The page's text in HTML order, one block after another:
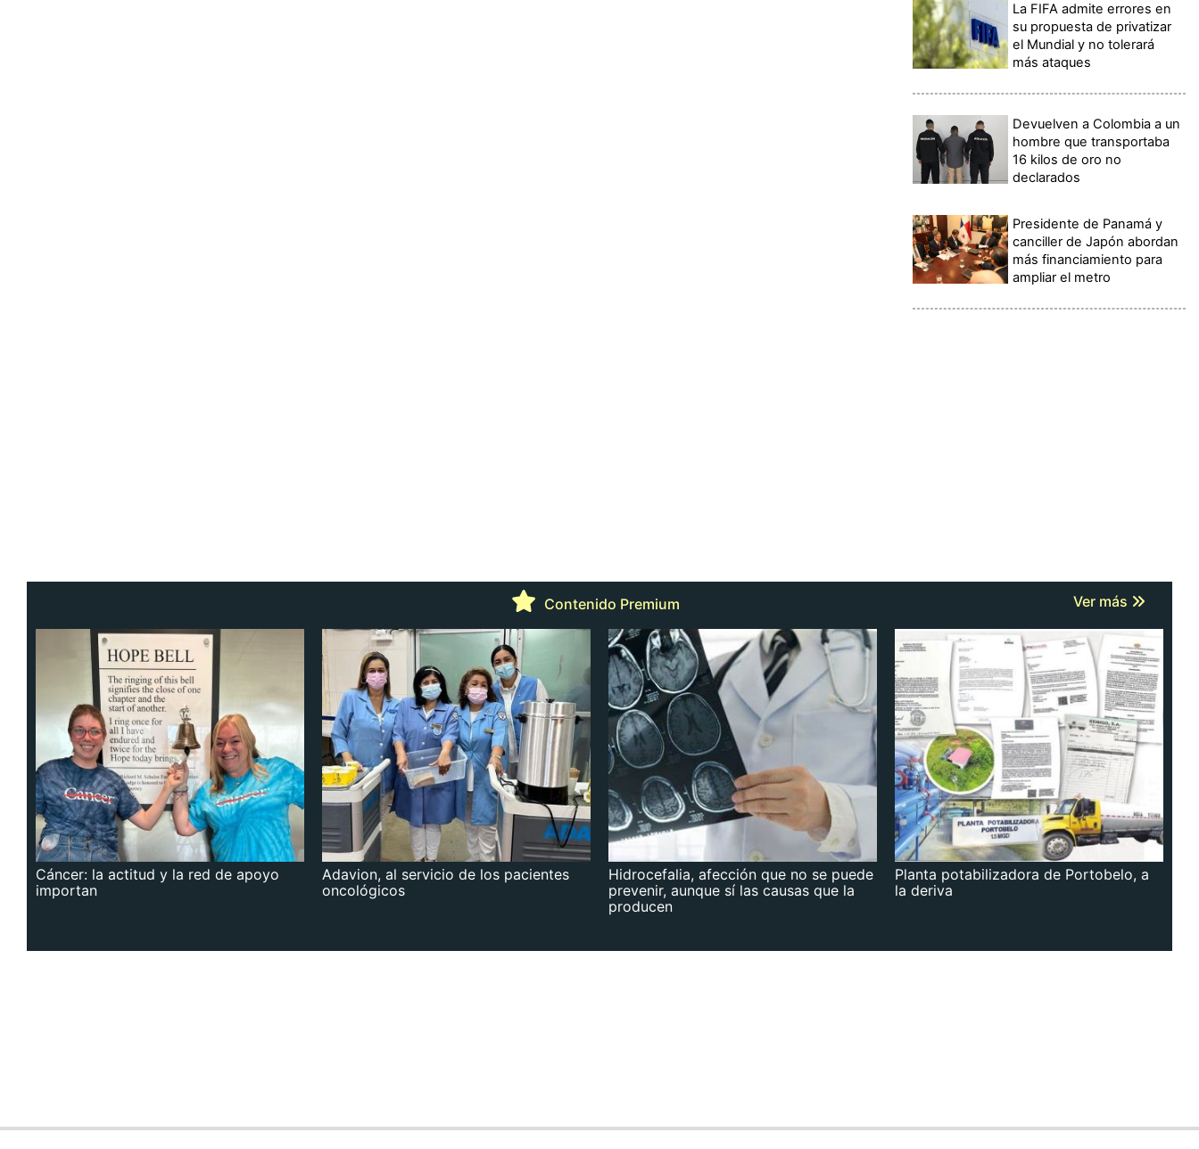
La FIFA admite errores en
su propuesta de privatizar
el Mundial y no tolerará
más ataques
Devuelven a Colombia a un
hombre que transportaba
16 kilos de oro no
declarados
Presidente de Panamá y
canciller de Japón abordan
más financiamiento para
ampliar el metro
Contenido Premium Ver más
Cáncer: la actitud y la red de apoyo
importan
Adavion, al servicio de los pacientes
oncológicos
Hidrocefalia, afección que no se puede
prevenir, aunque sí las causas que la
producen
Planta potabilizadora de Portobelo, a
la deriva